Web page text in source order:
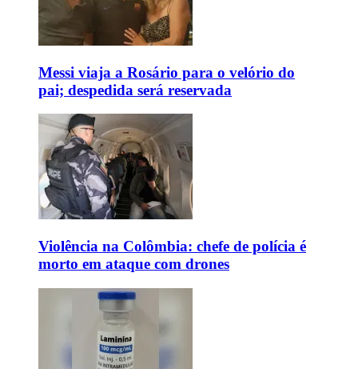
Messi viaja a Rosário para o velório do
pai; despedida será reservada
Violência na Colômbia: chefe de polícia é
morto em ataque com drones